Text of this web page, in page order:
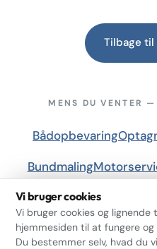
Tilbage
MENS DU VENTER —
Bådopbevaring
Bundmaling
Løbende
Vi bruger cookies
Vi bruger cookies og lignende
hjemmesiden til at fungere
Du bestemmer selv, hvad du